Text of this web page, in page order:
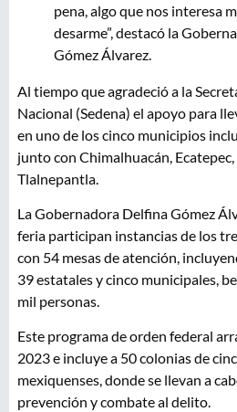
pena, algo que nos interesa
desarme”, destacó la
Gómez Álvarez.
Al tiempo que agradeció a la
Nacional (Sedena) el apoyo para
en uno de los cinco municipios
junto con Chimalhuacán,
Tlalnepantla.
La Gobernadora Delfina Gómez
feria participan instancias de los
con 54 mesas de atención,
39 estatales y cinco municipales,
mil personas.
Este programa de orden federal
2023 e incluye a 50 colonias de
mexiquenses, donde se llevan a
prevención y combate al delito.